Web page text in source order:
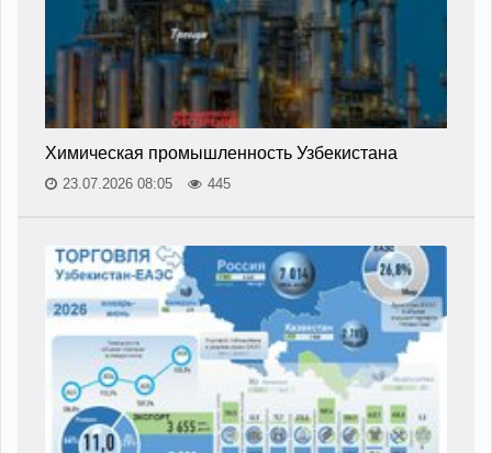
Химическая промышленность Узбекистана
23.07.2026 08:05 445